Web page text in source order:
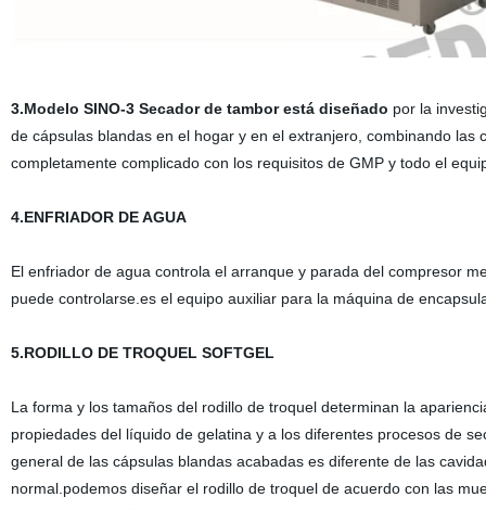
3.Modelo SINO-3 Secador de tambor está diseñado por la
de cápsulas blandas en el hogar y en el extranjero, combinando
completamente complicado con los requisitos de GMP y todo el
4.ENFRIADOR DE AGUA
El enfriador de agua controla el arranque y parada del compresor
puede controlarse.es el equipo auxiliar para la máquina de
5.RODILLO DE TROQUEL SOFTGEL
La forma y los tamaños del rodillo de troquel determinan la
propiedades del líquido de gelatina y a los diferentes procesos de
general de las cápsulas blandas acabadas es diferente de las
normal.podemos diseñar el rodillo de troquel de acuerdo con las